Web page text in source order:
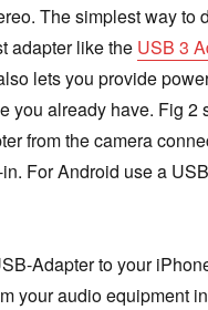
The simplest way to
adapter like the USB 3
lets you provide
you already have. Fig 2
from the camera
For Android use a
Adapter to your
your audio equipment